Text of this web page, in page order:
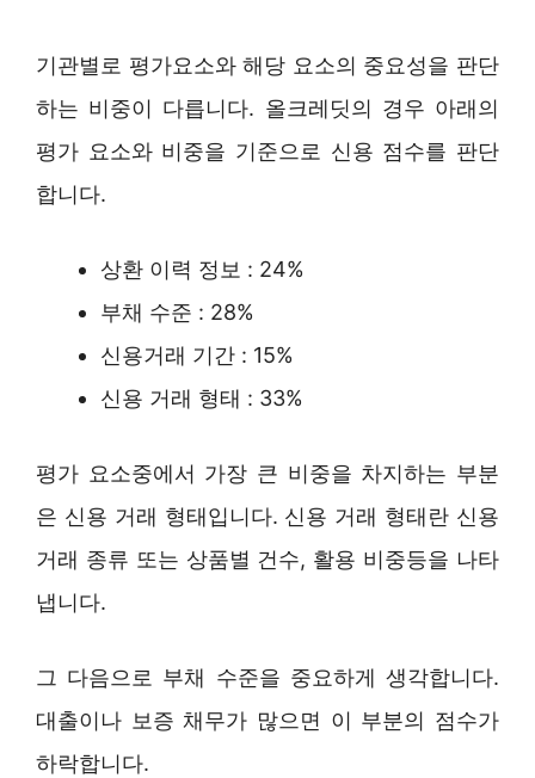
기관별로 평가요소와 해당 요소의 중요성을 판단
하는 비중이 다릅니다. 올크레딧의 경우 아래의
평가 요소와 비중을 기준으로 신용 점수를 판단
합니다.
상환 이력 정보 : 24%
부채 수준 : 28%
신용거래 기간 : 15%
신용 거래 형태 : 33%
평가 요소중에서 가장 큰 비중을 차지하는 부분
은 신용 거래 형태입니다. 신용 거래 형태란 신용
거래 종류 또는 상품별 건수, 활용 비중등을 나타
냅니다.
그 다음으로 부채 수준을 중요하게 생각합니다.
대출이나 보증 채무가 많으면 이 부분의 점수가
하락합니다.